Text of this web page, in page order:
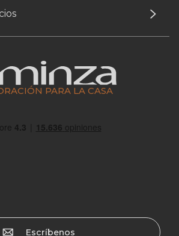
PARA LA CASA
Escríbenos